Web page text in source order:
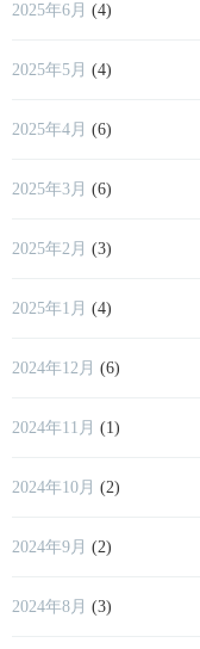
2025年6月 (4)
2025年5月 (4)
2025年4月 (6)
2025年3月 (6)
2025年2月 (3)
2025年1月 (4)
2024年12月 (6)
2024年11月 (1)
2024年10月 (2)
2024年9月 (2)
2024年8月 (3)